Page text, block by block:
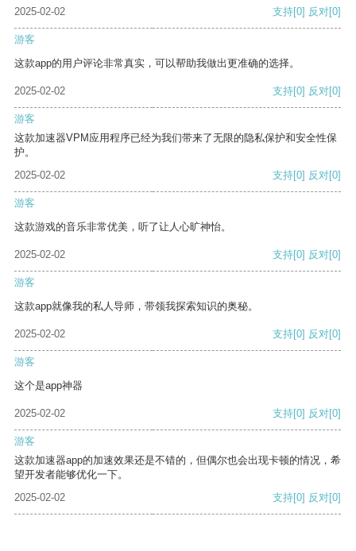
2025-02-02
支持[0] 反对[0]
游客
这款app的用户评论非常真实，可以帮助我做出更准确的选择。
2025-02-02 支持[0] 反对[0]
游客
这款加速器VPM应用程序已经为我们带来了无限的隐私保护和安全性保
护。
2025-02-02
支持[0] 反对[0]
游客
这款游戏的音乐非常优美，听了让人心旷神怡。
2025-02-02 支持[0] 反对[0]
游客
这款app就像我的私人导师，带领我探索知识的奥秘。
2025-02-02 支持[0] 反对[0]
游客
这个是app神器
2025-02-02 支持[0] 反对[0]
游客
这款加速器app的加速效果还是不错的，但偶尔也会出现卡顿的情况，希
望开发者能够优化一下。
2025-02-02
支持[0] 反对[0]